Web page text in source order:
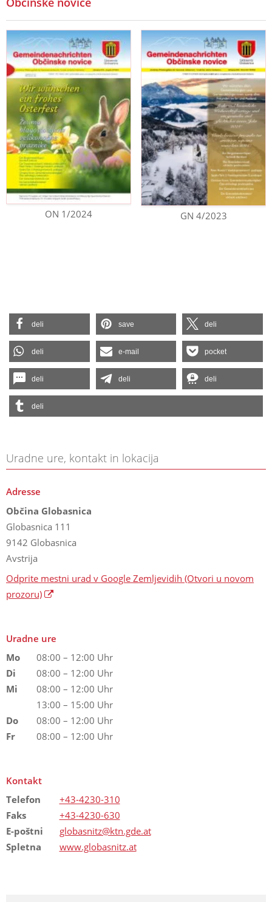
ON 1/2024 GN 4/2023
deli save deli
deli e-mail pocket
deli deli deli
deli
Uradne ure, kontakt in lokacija
Adresse
Občina Globasnica
Globasnica 111
9142 Globasnica
Avstrija
Odprite mestni urad v Google Zemljevidih (Otvori u novom
prozoru)
Uradne ure
Mo
08:00 – 12:00 Uhr
Di
08:00 – 12:00 Uhr
Mi
08:00 – 12:00 Uhr
13:00 – 15:00 Uhr
Do
08:00 – 12:00 Uhr
Fr
08:00 – 12:00 Uhr
Kontakt
Telefon
+43-4230-310
Faks
+43-4230-630
E-poštni
globasnitz@ktn.gde.at
Spletna
www.globasnitz.at